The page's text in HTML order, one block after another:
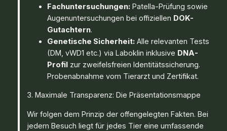
Fachuntersuchungen: Patella-Prüfung sowie
Augenuntersuchungen bei offiziellen DOK-
Gutachtern.
Genetische Sicherheit: Alle relevanten Tests
(DM, vWD1 etc.) via Laboklin inklusive DNA-
Profil zur zweifelsfreien Identitätssicherung.
Probenabnahme vom Tierarzt und Zertifikat.
3. Maximale Transparenz: Die Präsentationsmappe
Wir folgen dem Prinzip der offengelegten Fakten. Bei
jedem Besuch liegt für jedes Tier eine umfassende